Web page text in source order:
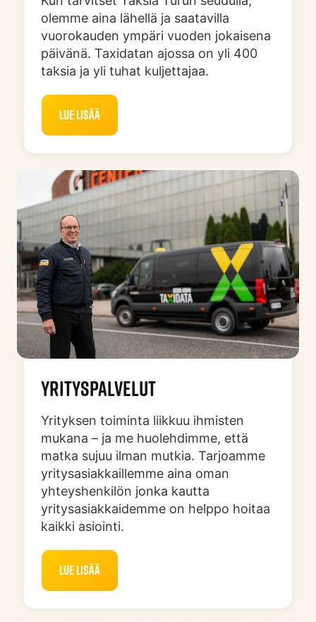
olemme aina lähellä ja saatavilla
vuorokauden ympäri vuoden jokaisena
päivänä. Taxidatan ajossa on yli 400
taksia ja yli tuhat kuljettajaa.
Lue lisää
YRITYSPALVELUT
Yrityksen toiminta liikkuu ihmisten
mukana – ja me huolehdimme, että
matka sujuu ilman mutkia. Tarjoamme
yritysasiakkaillemme aina oman
yhteyshenkilön jonka kautta
yritysasiakkaidemme on helppo hoitaa
kaikki asiointi.
Lue lisää